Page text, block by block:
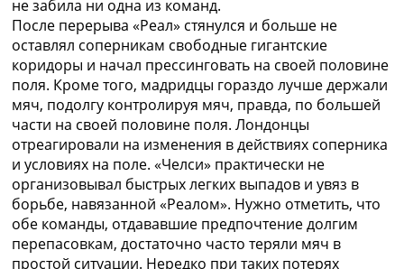
не забила ни одна из команд.
После перерыва «Реал» стянулся и больше не
оставлял соперникам свободные гигантские
коридоры и начал прессинговать на своей половине
поля. Кроме того, мадридцы гораздо лучше держали
мяч, подолгу контролируя мяч, правда, по большей
части на своей половине поля. Лондонцы
отреагировали на изменения в действиях соперника
и условиях на поле. «Челси» практически не
организовывал быстрых легких выпадов и увяз в
борьбе, навязанной «Реалом». Нужно отметить, что
обе команды, отдававшие предпочтение долгим
перепасовкам, достаточно часто теряли мяч в
простой ситуации. Нередко при таких потерях